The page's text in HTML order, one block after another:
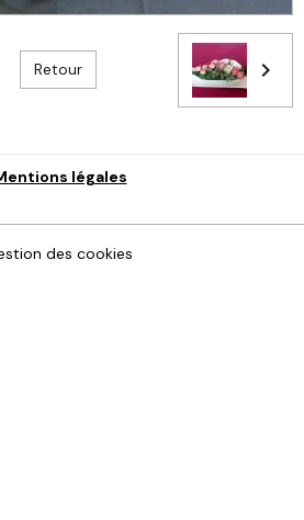
Retour
légales
des cookies